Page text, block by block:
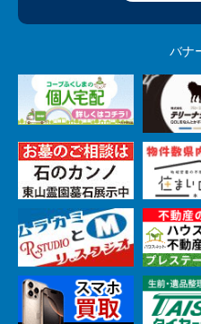
バナ